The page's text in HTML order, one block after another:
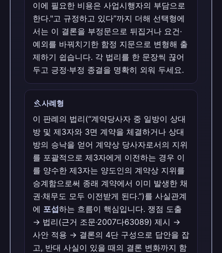
이에 필요한 비용은 사업시행자의 부담으로
한다."고 규정하고 있다”까지 더해 선택형에
서는 이 결론을 부정문으로 뒤집거나 요건·
예외를 바꿔치기한 함정 지문으로 변형해 출
제하기 쉽습니다. 각 법리를 한 문장씩 끊어
두고 긍정·부정 종결을 명확히 외워 두세요.
gavel사례형
이 판례의 법리(“계약당사자 중 일방이 상대
방 및 제3자와 3면 계약을 체결하거나 상대
방의 승낙을 얻어 계약상 당사자로서의 지위
를 포괄적으로 제3자에게 이전하는 경우 이
를 양수한 제3자는 양도인의 계약상 지위를
승계함으로써 종래 계약에서 이미 발생한 채
권·채무도 모두 이전받게 된다.”)를 사실관계
에 포섭하는 흐름이 핵심입니다. 쟁점 도출
→ 법리(근거 조문·2007다63089) 제시 →
사안 적용 → 결론의 4단 구성으로 답안을 잡
고, 반대 사실이 있을 때의 결론 변화까지 함